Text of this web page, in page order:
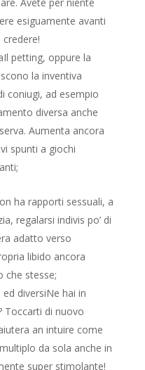
esiguamente avanti
petting, oppure la
la inventiva
coniugi, ad esempio
diversa anche
Aumenta ancora
spunti a giochi
ha rapporti sessuali, a
regalarsi indivis po’ di
adatto verso
libido ancora
che stesse;
diversiNe hai in
Toccarti di nuovo
an intuire come
da sola anche in
super stimolante!